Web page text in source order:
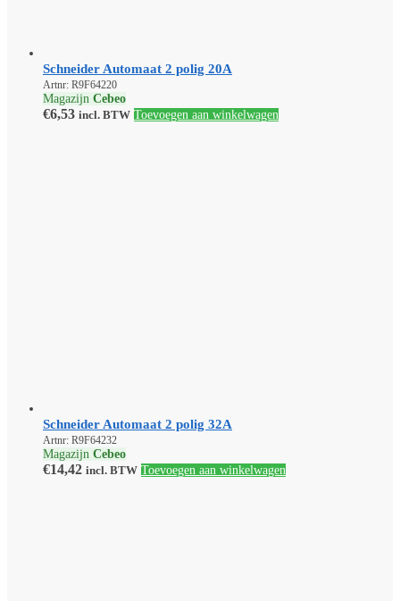
Schneider Automaat 2 polig 20A
Artnr: R9F64220
Magazijn Cebeo
€6,53 incl. BTW Toevoegen aan winkelwagen
Schneider Automaat 2 polig 32A
Artnr: R9F64232
Magazijn Cebeo
€14,42 incl. BTW Toevoegen aan winkelwagen